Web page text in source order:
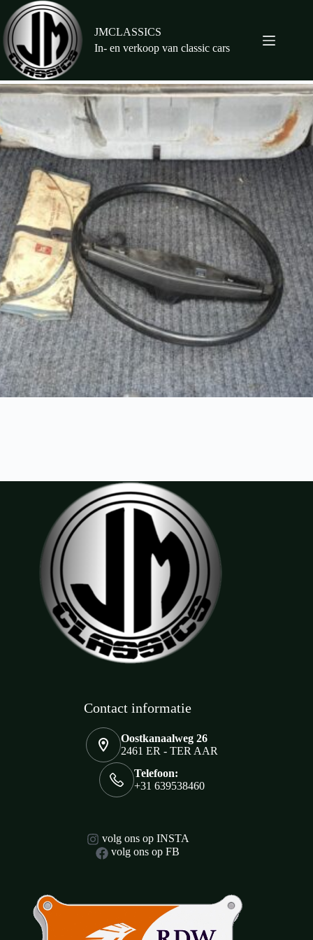
naar
de
inhoud
JMCLASSICS
In- en verkoop van classic cars
Contact informatie
Oostkanaalweg 26
2461 ER - TER AAR
Telefoon:
+31 639538460
volg ons op INSTA
volg ons op FB